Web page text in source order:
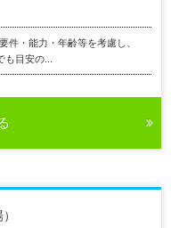
件・能力・年齢等を考慮し、
目安の...